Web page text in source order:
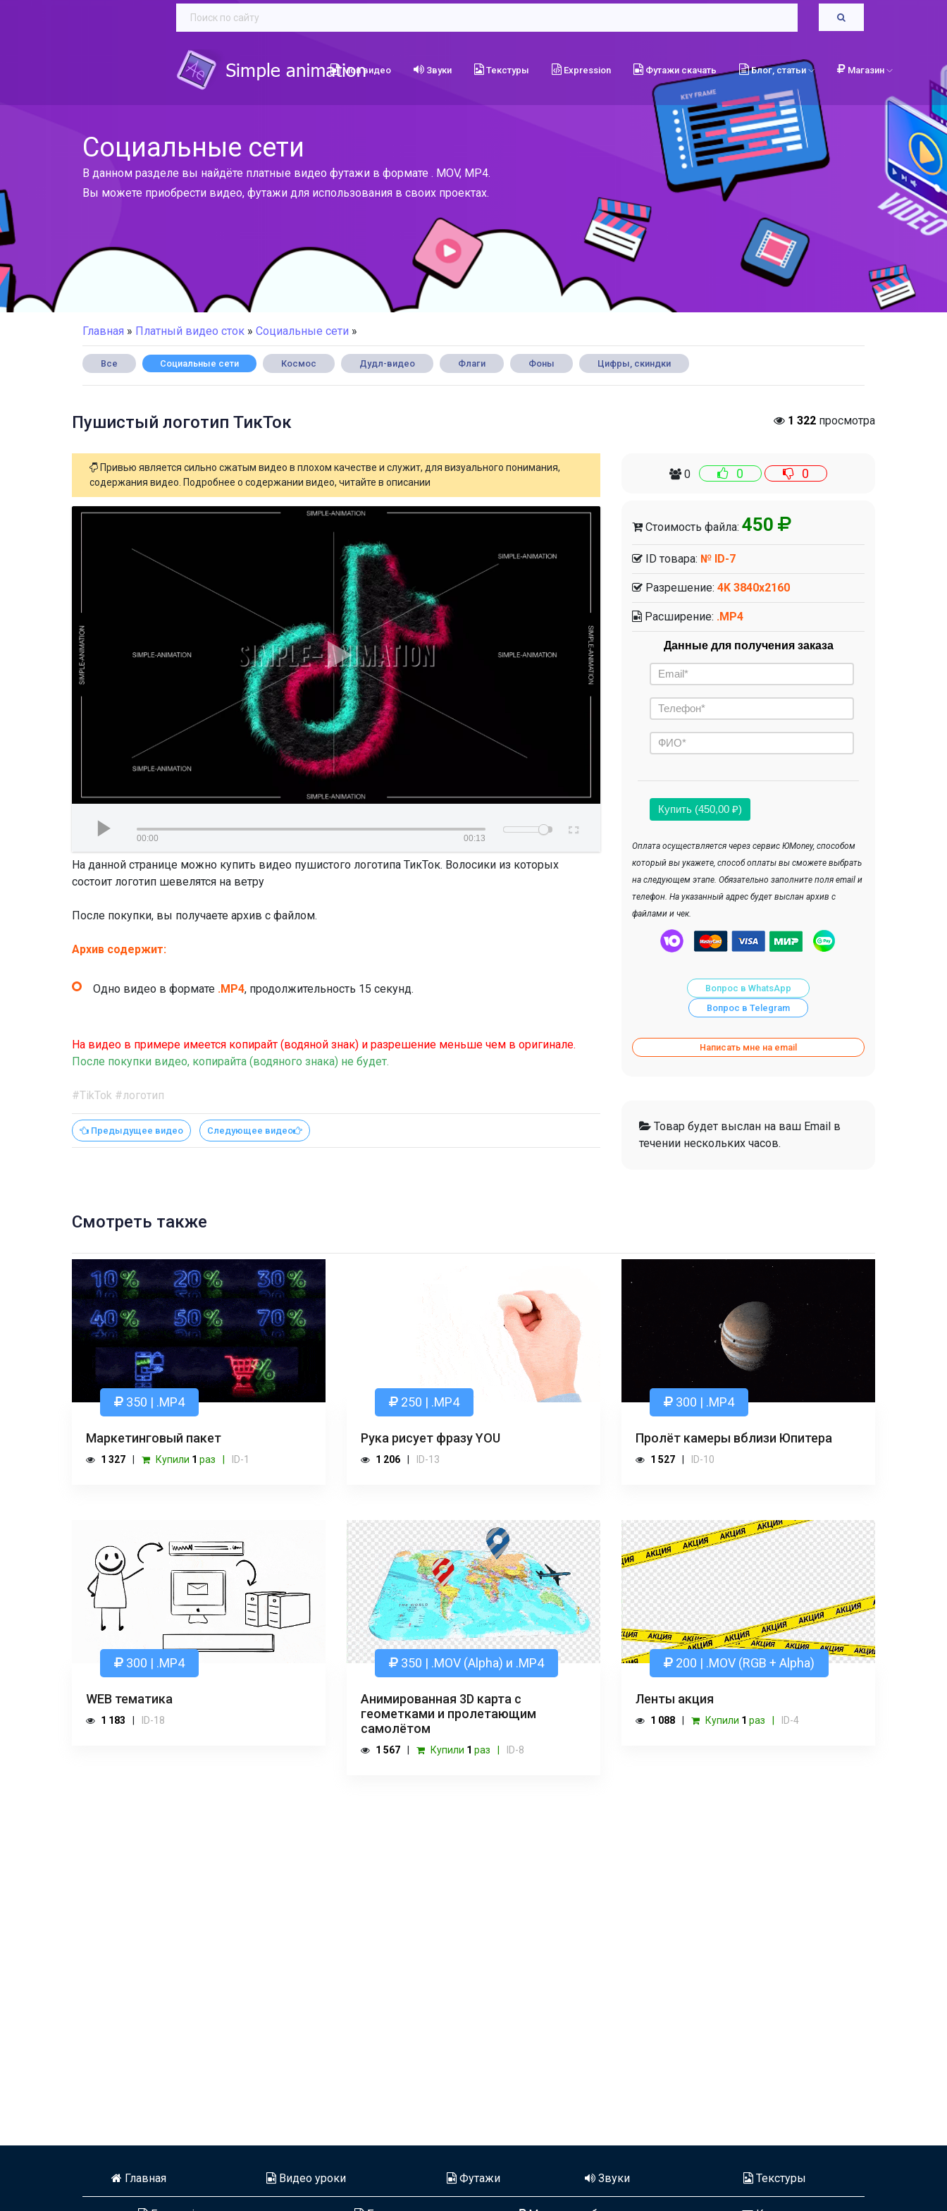
Мои видео Звуки Текстуры Expression Футажи скачать Блог, статьи Магазин
Социальные сети
В данном разделе вы найдёте платные видео футажи в формате . MOV, MP4.
Вы можете приобрести видео, футажи для использования в своих проектах.
Главная » Платный видео сток » Социальные сети »
Все Социальные сети Космос Дудл-видео Флаги Фоны Цифры, скиндки
Пушистый логотип ТикТок 1 322 просмотра
Привью является сильно сжатым видео в плохом качестве и служит, для визуального понимания,
содержания видео. Подробнее о содержании видео, читайте в описании
00:00 00:13
На данной странице можно купить видео пушистого логотипа ТикТок. Волосики из которых
состоит логотип шевелятся на ветру
После покупки, вы получаете архив с файлом.
Архив содержит:
Одно видео в формате .MP4, продолжительность 15 секунд.
На видео в примере имеется копирайт (водяной знак) и разрешение меньше чем в оригинале.
После покупки видео, копирайта (водяного знака) не будет.
#TikTok #логотип
Предыдущее видео Следующее видео
0 0 0
Стоимость файла: 450
ID товара: № ID-7
Разрешение: 4K 3840x2160
Расширение: .MP4
Данные для получения заказа
Купить (450,00 ₽)
Оплата осуществляется через сервис ЮMoney, способом
который вы укажете, способ оплаты вы сможете выбрать
на следующем этапе. Обязательно заполните поля email и
телефон. На указанный адрес будет выслан архив с
файлами и чек.
Вопрос в WhatsApp
Вопрос в Telegram
Написать мне на email
Товар будет выслан на ваш Email в
течении нескольких часов.
Смотреть также
350 | .MP4
Маркетинговый пакет
1 327 Купили 1 раз ID-1
250 | .MP4
Рука рисует фразу YOU
1 206 ID-13
300 | .MP4
Пролёт камеры вблизи Юпитера
1 527 ID-10
300 | .MP4
WEB тематика
1 183 ID-18
350 | .MOV (Alpha) и .MP4
Анимированная 3D карта с
геометками и пролетающим
самолётом
1 567 Купили 1 раз ID-8
200 | .MOV (RGB + Alpha)
Ленты акция
1 088 Купили 1 раз ID-4
Главная Видео уроки Футажи Звуки Текстуры